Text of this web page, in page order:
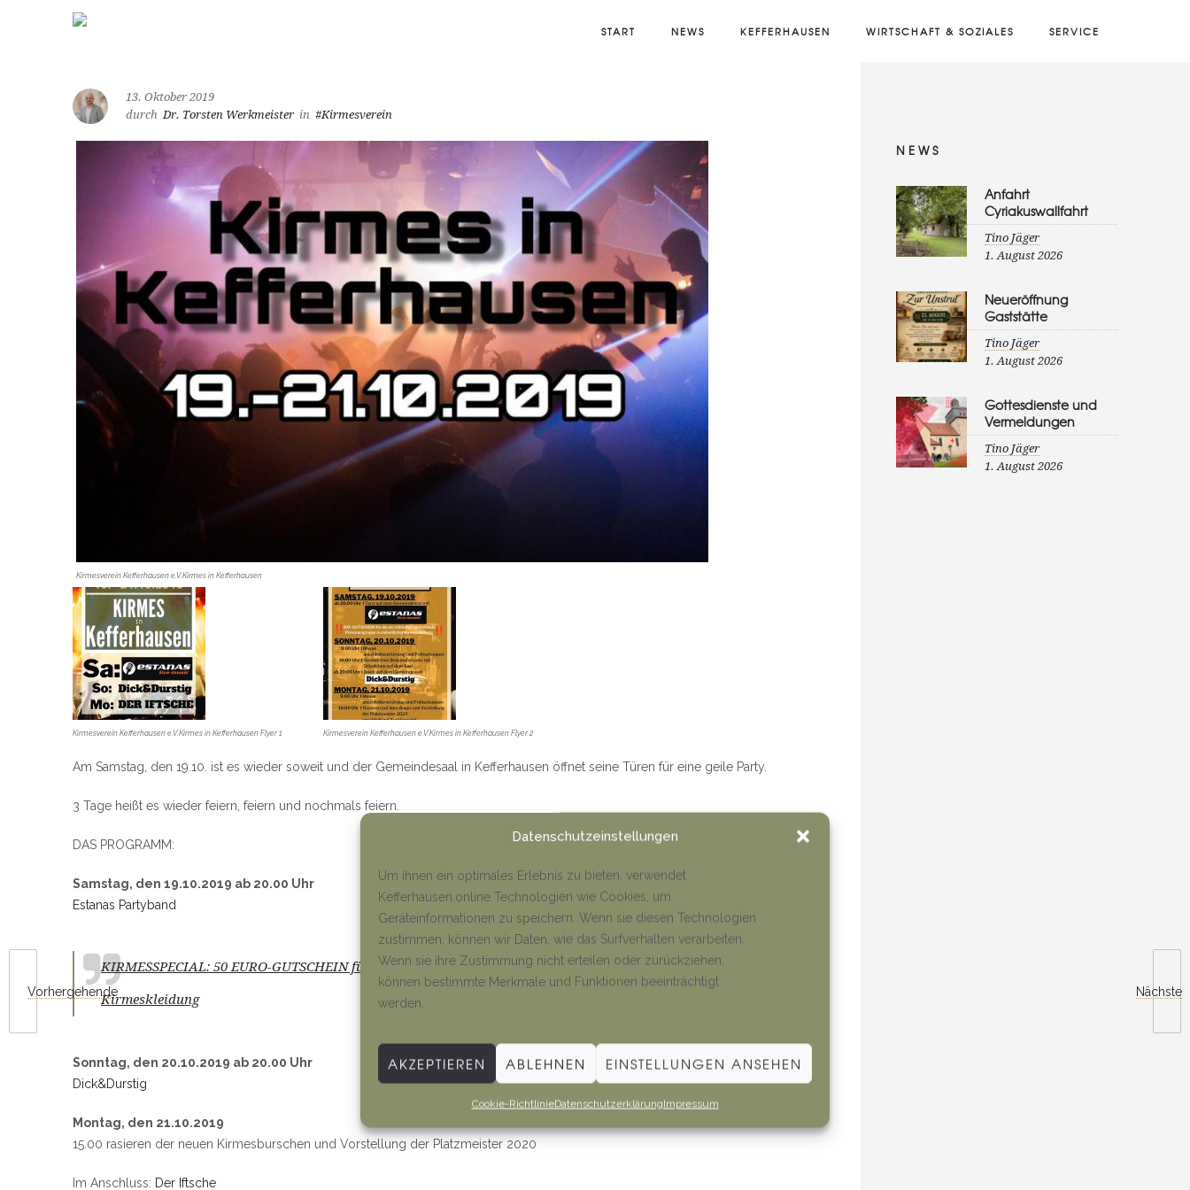
Datenschutzeinstellungen
Um ihnen ein optimales Erlebnis zu bieten, verwendet
Kefferhausen.online Technologien wie Cookies, um
Geräteinformationen zu speichern. Wenn sie diesen Technologien
zustimmen, können wir Daten, wie das Surfverhalten verarbeiten.
Wenn sie ihre Zustimmung nicht erteilen oder zurückziehen,
können bestimmte Merkmale und Funktionen beeinträchtigt
werden.
AKZEPTIEREN ABLEHNEN EINSTELLUNGEN ANSEHEN
Cookie-RichtlinieDatenschutzerklärungImpressum
START NEWS KEFFERHAUSEN WIRTSCHAFT & SOZIALES SERVICE
Vorhergehende Nächste
13. Oktober 2019
durch Dr. Torsten Werkmeister in #Kirmesverein
Kirmesverein Kefferhausen e.V.‎Kirmes in Kefferhausen
Kirmesverein Kefferhausen e.V.‎Kirmes in Kefferhausen Flyer 1 Kirmesverein Kefferhausen e.V.‎Kirmes in Kefferhausen Flyer 2
Am Samstag, den 19.10. ist es wieder soweit und der Gemeindesaal in Kefferhausen öffnet seine Türen für eine geile Party.
3 Tage heißt es wieder feiern, feiern und nochmals feiern.
DAS PROGRAMM:
Samstag, den 19.10.2019 ab 20.00 Uhr
Estanas Partyband
KIRMESSPECIAL: 50 EURO-GUTSCHEIN für die am stärksten vertretene Personengruppe in einheitlicher
Kirmeskleidung
Sonntag, den 20.10.2019 ab 20.00 Uhr
Dick&Durstig
Montag, den 21.10.2019
15.00 rasieren der neuen Kirmesburschen und Vorstellung der Platzmeister 2020
Im Anschluss: Der Iftsche
NEWS
Anfahrt
Cyriakuswallfahrt
Tino Jäger
1. August 2026
Neueröffnung
Gaststätte
Tino Jäger
1. August 2026
Gottesdienste und
Vermeldungen
Tino Jäger
1. August 2026